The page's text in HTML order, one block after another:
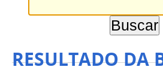
RESULTADO DA